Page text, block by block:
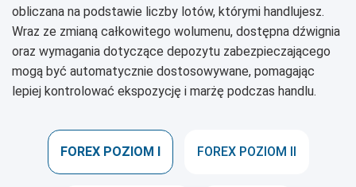
obliczana na podstawie liczby lotów, którymi handlujesz.
Wraz ze zmianą całkowitego wolumenu, dostępna dźwignia
oraz wymagania dotyczące depozytu zabezpieczającego
mogą być automatycznie dostosowywane, pomagając
lepiej kontrolować ekspozycję i marżę podczas handlu.
FOREX POZIOM I FOREX POZIOM II